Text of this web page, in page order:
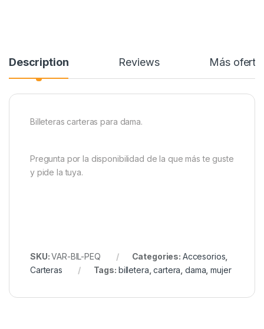
Description Reviews Más
Billeteras carteras para dama.
Pregunta por la disponibilidad de la que más te guste
y pide la tuya.
SKU:VAR-BIL-PEQ Categories: Accesorios
Carteras
Tags: billetera ,cartera ,dama ,mujer